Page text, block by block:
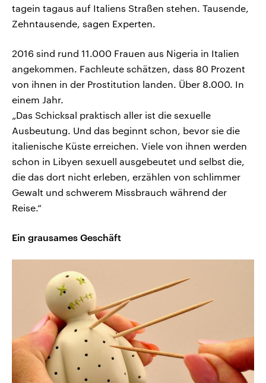
tagein tagaus auf Italiens Straßen stehen. Tausende,
Zehntausende, sagen Experten.
2016 sind rund 11.000 Frauen aus Nigeria in Italien
angekommen. Fachleute schätzen, dass 80 Prozent
von ihnen in der Prostitution landen. Über 8.000. In
einem Jahr.
„Das Schicksal praktisch aller ist die sexuelle
Ausbeutung. Und das beginnt schon, bevor sie die
italienische Küste erreichen. Viele von ihnen werden
schon in Libyen sexuell ausgebeutet und selbst die,
die das dort nicht erleben, erzählen von schlimmer
Gewalt und schwerem Missbrauch während der
Reise.“
Ein grausames Geschäft